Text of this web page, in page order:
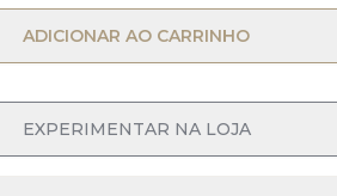
OPEN MENU
ADICIONAR AO CARRINHO
OPEN MENU
EXPERIMENTAR NA LOJA